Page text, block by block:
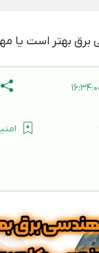
برق بهتر است یا